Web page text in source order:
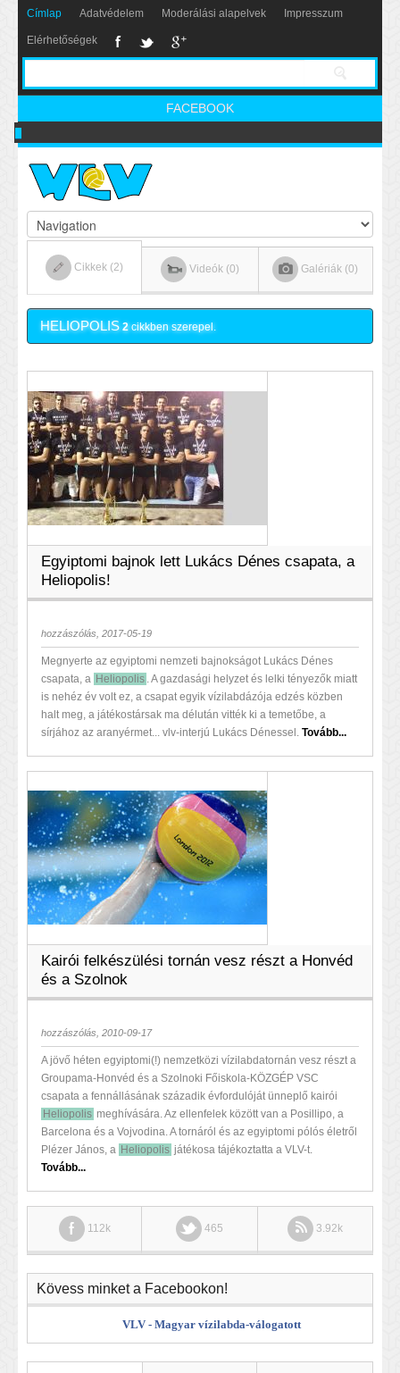
Címlap Adatvédelem Moderálási alapelvek Impresszum
Elérhetőségek
FACEBOOK
Cikkek (2) Videók (0) Galériák (0)
HELIOPOLIS 2cikkben szerepel.
Egyiptomi bajnok lett Lukács Dénes csapata, a
Heliopolis!
hozzászólás, 2017-05-19
Megnyerte az egyiptomi nemzeti bajnokságot Lukács Dénes
csapata, a Heliopolis . A gazdasági helyzet és lelki tényezők miatt
is nehéz év volt ez, a csapat egyik vízilabdázója edzés közben
halt meg, a játékostársak ma délután vitték ki a temetőbe, a
sírjához az aranyérmet... vlv-interjú Lukács Dénessel. Tovább...
Kairói felkészülési tornán vesz részt a Honvéd
és a Szolnok
hozzászólás, 2010-09-17
A jövő héten egyiptomi(!) nemzetközi vízilabdatornán vesz részt a
Groupama-Honvéd és a Szolnoki Főiskola-KÖZGÉP VSC
csapata a fennállásának századik évfordulóját ünneplő kairói
Heliopolis meghívására. Az ellenfelek között van a Posillipo, a
Barcelona és a Vojvodina. A tornáról és az egyiptomi pólós életről
Plézer János, a Heliopolis játékosa tájékoztatta a VLV-t.
Tovább...
112k 465 3.92k
Kövess minket a Facebookon!
VLV - Magyar vízilabda-válogatott